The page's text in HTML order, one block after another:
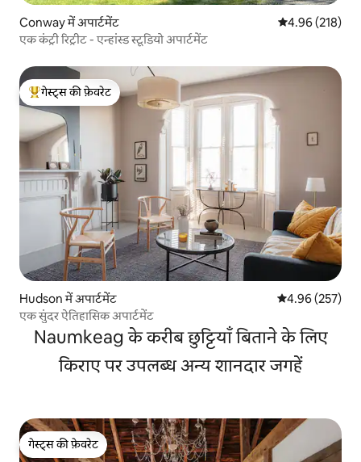
Conway में अपार्टमेंट औसत रेटिंग 5 में से
4.96 (218)
एक कंट्री रिट्रीट - एन्हांस्ड स्टूडियो अपार्टमेंट
गेस्ट्स का टॉप फ़ेवरेट
गेस्ट्स की फ़ेवरेट
Hudson में अपार्टमेंट औसत रेटिंग 5 में से
4.96 (257)
एक सुंदर ऐतिहासिक अपार्टमेंट
Naumkeag के करीब छुट्टियाँ बिताने के लिए
किराए पर उपलब्ध अन्य शानदार जगहें
गेस्ट्स की फ़ेवरेट
गेस्ट्स की फ़ेवरेट